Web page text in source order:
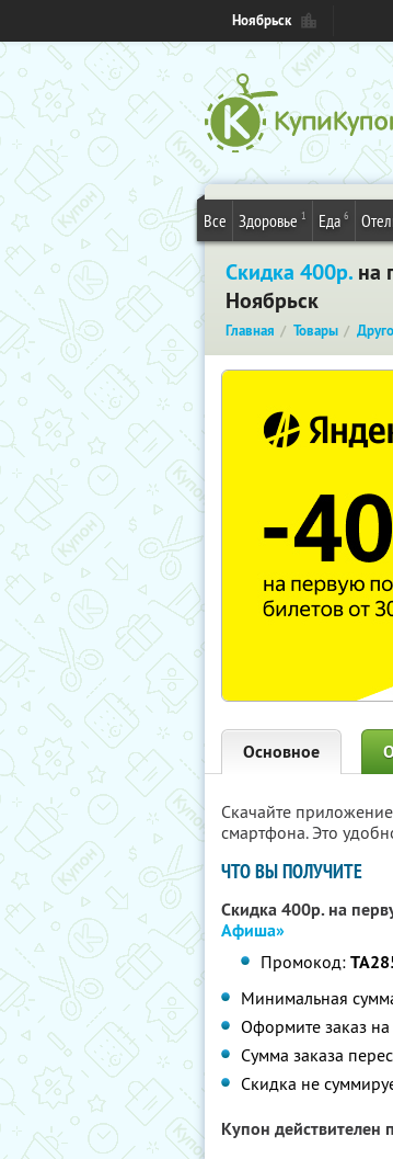
Ноябрьск
Все Здоровье 1 Еда 6
Скидка 400р. на
Ноябрьск
Главная Товары
Основное
Скачайте
смартфона. Это
ЧТО ВЫ ПОЛУЧИТЕ
Скидка 400р. на
Афиша»
Промокод:
Минимальная
Оформите заказ на
Сумма заказа
Скидка не
Купон действителен